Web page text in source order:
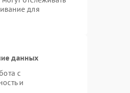
для
данных
с
и